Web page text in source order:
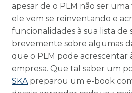
apesar de o PLM não ser
ele vem se reinventando e
funcionalidades à sua lista de
brevemente sobre algumas
que o PLM pode acrescentar
empresa. Que tal saber um
SKA preparou um e-book